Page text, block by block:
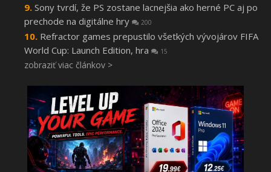
Sony tvrdí, že PS zostane lacnejšia ako herné PC aj po
prechode na digitálne hry
200
Refractor games prepustilo všetkých vývojárov FIFA
World Cup: Launch Edition, hra
15
zobraziť viac článkov >